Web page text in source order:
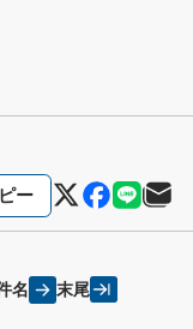
ー
名 末尾